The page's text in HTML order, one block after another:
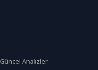
Güncel Analizler